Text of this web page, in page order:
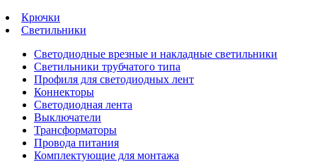
Крючки
Светильники
Светодиодные врезные и накладные светильники
Светильники трубчатого типа
Профиля для светодиодных лент
Коннекторы
Светодиодная лента
Выключатели
Трансформаторы
Провода питания
Комплектующие для монтажа